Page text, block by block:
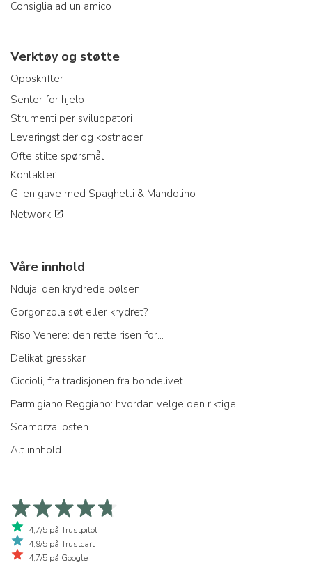
Consiglia ad un amico
Verktøy og støtte
Oppskrifter
Senter for hjelp
Strumenti per sviluppatori
Leveringstider og kostnader
Ofte stilte spørsmål
Kontakter
Gi en gave med Spaghetti & Mandolino
Network
Våre innhold
Nduja: den krydrede pølsen
Gorgonzola søt eller krydret?
Riso Venere: den rette risen for...
Delikat gresskar
Ciccioli, fra tradisjonen fra bondelivet
Parmigiano Reggiano: hvordan velge den riktige
Scamorza: osten...
Alt innhold
4,7/5 på Trustpilot
4,9/5 på Trustcart
4,7/5 på Google